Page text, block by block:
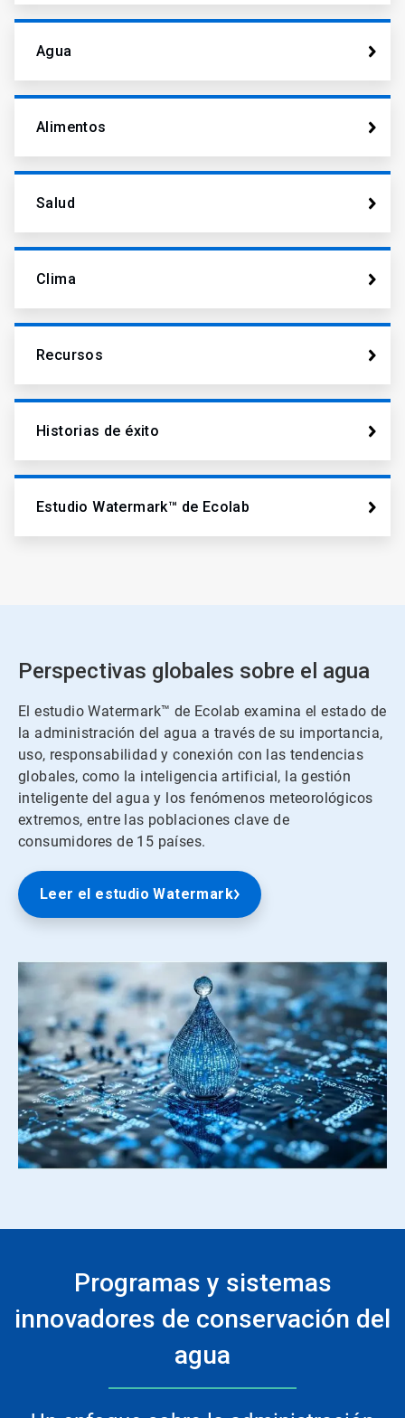
Agua
Alimentos
Salud
Clima
Recursos
Historias de éxito
Estudio Watermark™ de Ecolab
Perspectivas globales sobre el agua
El estudio Watermark™ de Ecolab examina el estado de
la administración del agua a través de su importancia,
uso, responsabilidad y conexión con las tendencias
globales, como la inteligencia artificial, la gestión
inteligente del agua y los fenómenos meteorológicos
extremos, entre las poblaciones clave de
consumidores de 15 países.
Leer el estudio Watermark
Programas y sistemas
innovadores de conservación del
agua